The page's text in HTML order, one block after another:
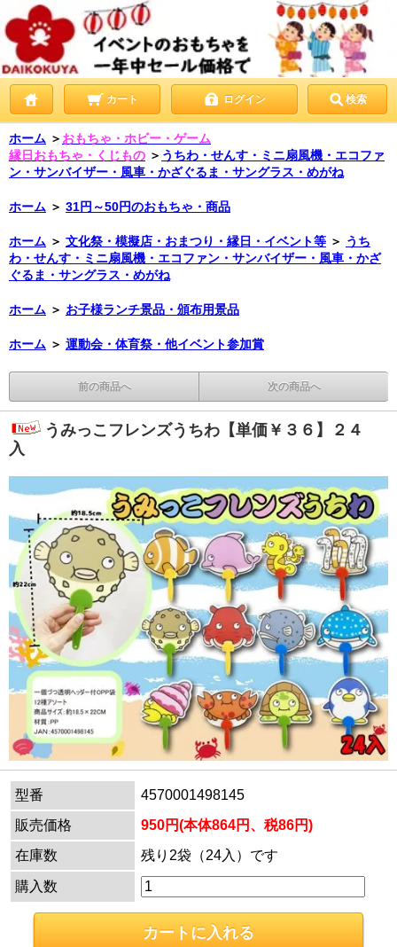
カート ログイン 検索
ホーム ＞ おもちゃ・ホビー・ゲーム
縁日おもちゃ・くじもの ＞ うちわ・せんす・ミニ扇風機・エコファ
ン・サンバイザー・風車・かざぐるま・サングラス・めがね
ホーム ＞ 31円～50円のおもちゃ・商品
ホーム ＞ 文化祭・模擬店・おまつり・縁日・イベント等 ＞ うち
わ・せんす・ミニ扇風機・エコファン・サンバイザー・風車・かざ
ぐるま・サングラス・めがね
ホーム ＞ お子様ランチ景品・頒布用景品
ホーム ＞ 運動会・体育祭・他イベント参加賞
前の商品へ 次の商品へ
うみっこフレンズうちわ【単価￥３６】２４
入
型番
4570001498145
販売価格
950円(本体864円、税86円)
在庫数
残り2袋（24入）です
購入数